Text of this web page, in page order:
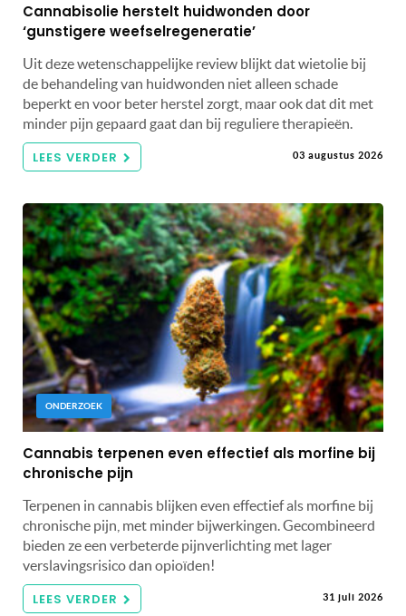
Cannabisolie herstelt huidwonden door
‘gunstigere weefselregeneratie’
Uit deze wetenschappelijke review blijkt dat wietolie bij
de behandeling van huidwonden niet alleen schade
beperkt en voor beter herstel zorgt, maar ook dat dit met
minder pijn gepaard gaat dan bij reguliere therapieën.
LEES VERDER 03 augustus 2026
ONDERZOEK
Cannabis terpenen even effectief als morfine bij
chronische pijn
Terpenen in cannabis blijken even effectief als morfine bij
chronische pijn, met minder bijwerkingen. Gecombineerd
bieden ze een verbeterde pijnverlichting met lager
verslavingsrisico dan opioïden!
LEES VERDER 31 juli 2026